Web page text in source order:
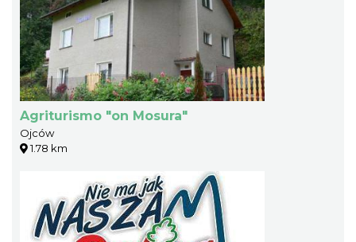
Agriturismo "on Mosura"
Ojców
1.78 km